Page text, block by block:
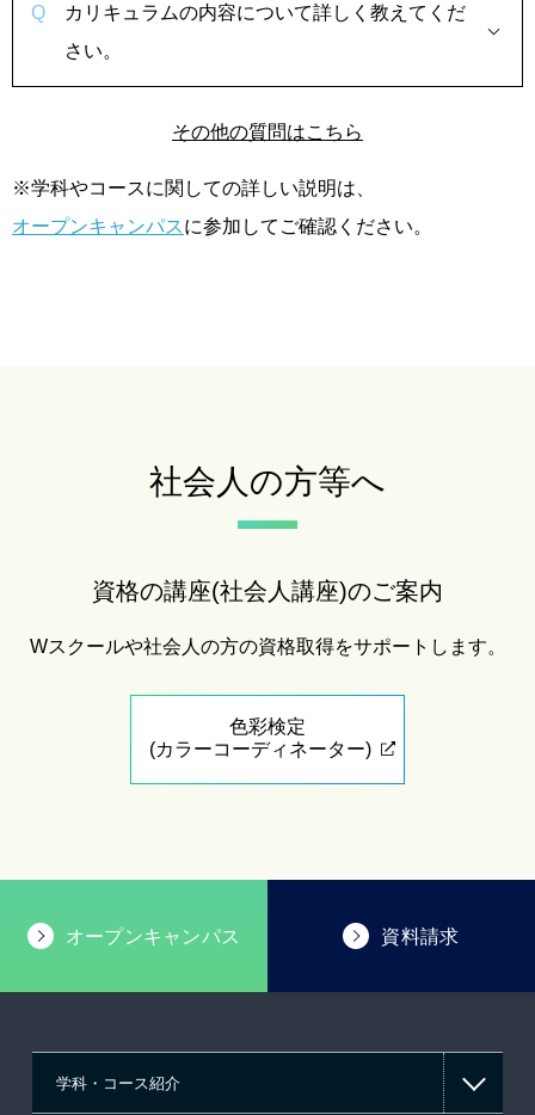
カリキュラムの内容について詳しく教えてくだ
さい。
その他の質問はこちら
※学科やコースに関しての詳しい説明は、
オープンキャンパスに参加してご確認ください。
社会人の方等へ
資格の講座(社会人講座)のご案内
Wスクールや社会人の方の資格取得をサポートします。
色彩検定
(カラーコーディネーター)
オープンキャンパス 資料請求
学科・コース紹介